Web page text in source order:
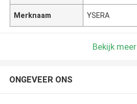
Merknaam YSERA
Bekijk meer
ONGEVEER ONS